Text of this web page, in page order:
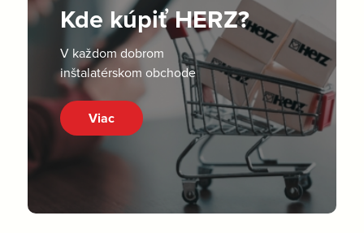
Kde kúpiť HERZ?
V každom dobrom
inštalatérskom obchode
Viac